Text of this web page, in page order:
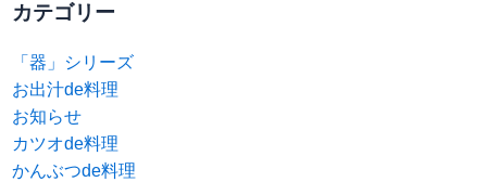
カテゴリー
「器」シリーズ
お出汁de料理
お知らせ
カツオde料理
かんぶつde料理